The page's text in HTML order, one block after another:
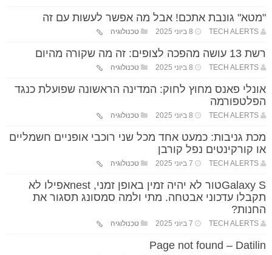
"מטא" גונבת אתכם! אבל מה אפשר לעשות עם זה
TECH ALERTS 8 ביוני 2025 טכנולוגיה
רשת 13 עושה מהפכה לצופים: זה מה שקורה מהיום
TECH ALERTS 8 ביוני 2025 טכנולוגיה
אונלי פאנס מחוץ לחוק: המדינה הראשונה שפועלת כנגד
הפלטפורמה
TECH ALERTS 8 ביוני 2025 טכנולוגיה
מכת גניבות: כמעט אחד מכל שני רוכבי אופניים חשמליים
או קורקינטים נפל קורבן
TECH ALERTS 7 ביוני 2025 טכנולוגיה
Galaxy Sטור לא יהיה זמין באופן זמני, nestאפילו לא
תקבלו עדכוני אבטחה. מתי ולמה סמסונג תסגור את
החנות?
TECH ALERTS 7 ביוני 2025 טכנולוגיה
Page not found – Datilin